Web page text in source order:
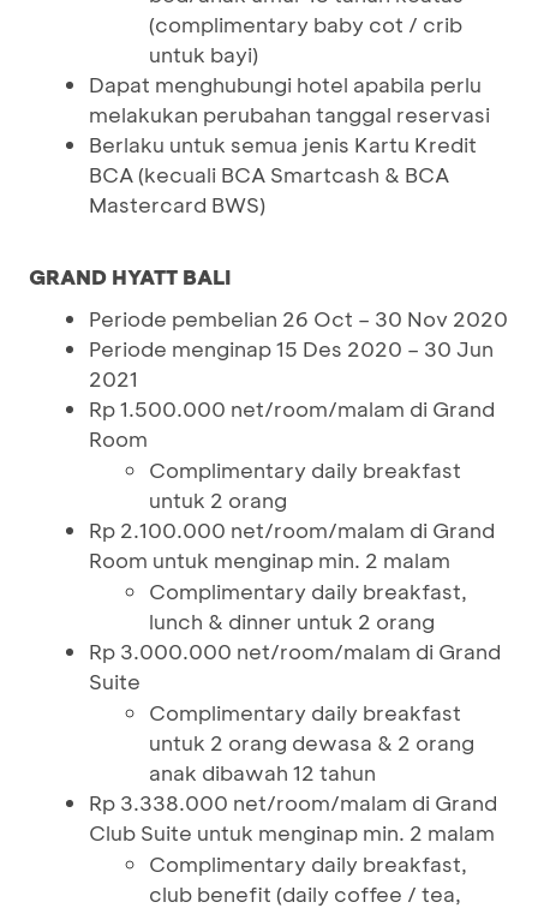
(complimentary baby cot / crib
untuk bayi)
Dapat menghubungi hotel apabila perlu
melakukan perubahan tanggal reservasi
Berlaku untuk semua jenis Kartu Kredit
BCA (kecuali BCA Smartcash & BCA
Mastercard BWS)
GRAND HYATT BALI
Periode pembelian 26 Oct – 30 Nov 2020
Periode menginap 15 Des 2020 – 30 Jun
2021
Rp 1.500.000 net/room/malam di Grand
Room
Complimentary daily breakfast
untuk 2 orang
Rp 2.100.000 net/room/malam di Grand
Room untuk menginap min. 2 malam
Complimentary daily breakfast,
lunch & dinner untuk 2 orang
Rp 3.000.000 net/room/malam di Grand
Suite
Complimentary daily breakfast
untuk 2 orang dewasa & 2 orang
anak dibawah 12 tahun
Rp 3.338.000 net/room/malam di Grand
Club Suite untuk menginap min. 2 malam
Complimentary daily breakfast,
club benefit (daily coffee / tea,